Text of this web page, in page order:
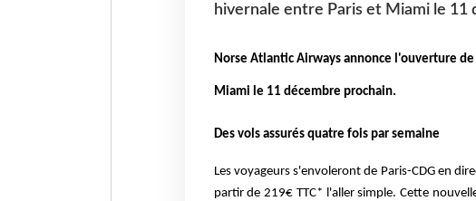
hivernale entre Paris et Miami le 11
Norse Atlantic Airways annonce l'ouverture
Miami le 11 décembre prochain.
Des vols assurés quatre fois par semaine
Les voyageurs s'envoleront de Paris-CDG en
partir de 219€ TTC* l'aller simple. Cette